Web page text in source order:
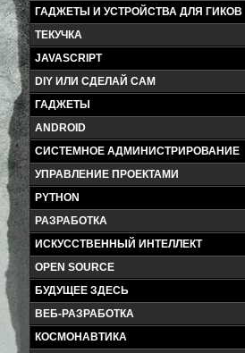
ГАДЖЕТЫ И УСТРОЙСТВА ДЛЯ ГИКОВ
ТЕКУЧКА
JAVASCRIPT
DIY ИЛИ СДЕЛАЙ САМ
ГАДЖЕТЫ
ANDROID
СИСТЕМНОЕ АДМИНИСТРИРОВАНИЕ
УПРАВЛЕНИЕ ПРОЕКТАМИ
PYTHON
РАЗРАБОТКА
ИСКУССТВЕННЫЙ ИНТЕЛЛЕКТ
OPEN SOURCE
БУДУЩЕЕ ЗДЕСЬ
ВЕБ-РАЗРАБОТКА
КОСМОНАВТИКА